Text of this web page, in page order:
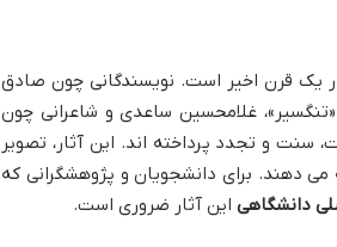
یک قرن اخیر است. نویسندگانی چون صادق
غلامحسین ساعدی و شاعرانی چون
سنت و تجدد پرداخته اند. این آثار، تصویر
دهند. برای دانشجویان و پژوهشگرانی که
دانشگاهی این آثار ضروری است.